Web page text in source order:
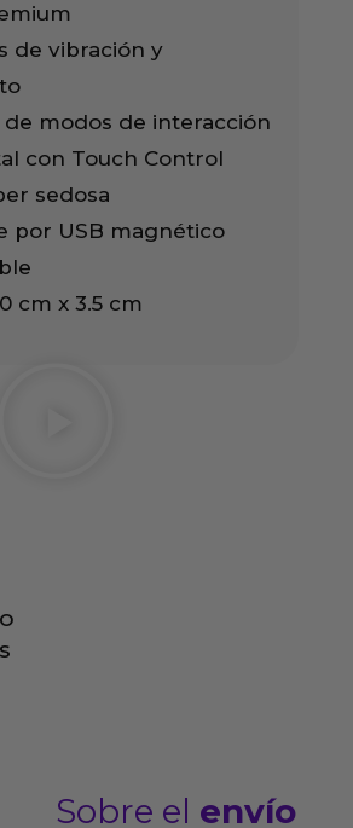
de vibración y
de modos de interacción
con Touch Control
sedosa
por USB magnético
cm x 3.5 cm
Sobre el envío